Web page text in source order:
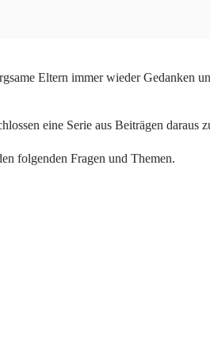
Eltern immer wieder Gedanken
eine Serie aus Beiträgen
folgenden Fragen und Themen.